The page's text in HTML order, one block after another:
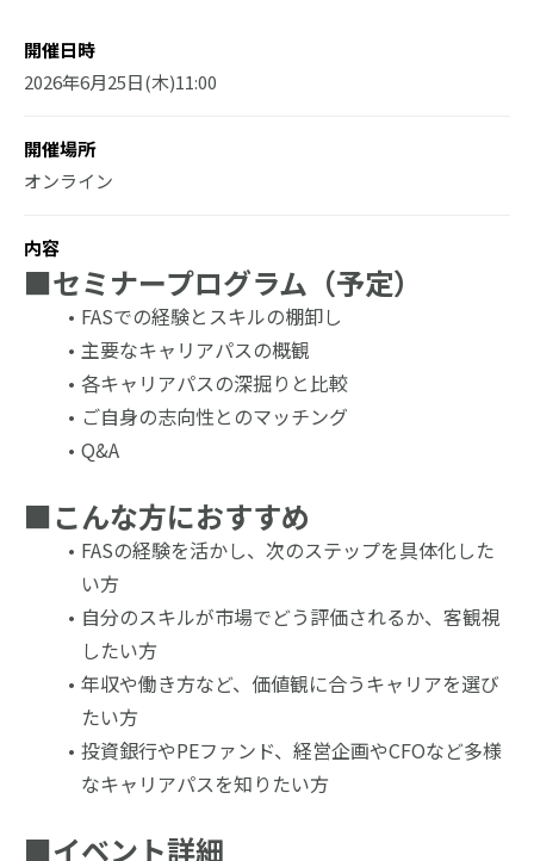
開催日時
2026年6月25日(木)11:00
開催場所
オンライン
内容
■セミナープログラム（予定）
FASでの経験とスキルの棚卸し
主要なキャリアパスの概観
各キャリアパスの深掘りと比較
ご自身の志向性とのマッチング
Q&A
■こんな方におすすめ
FASの経験を活かし、次のステップを具体化した
い方
自分のスキルが市場でどう評価されるか、客観視
したい方
年収や働き方など、価値観に合うキャリアを選び
たい方
投資銀行やPEファンド、経営企画やCFOなど多様
なキャリアパスを知りたい方
■イベント詳細